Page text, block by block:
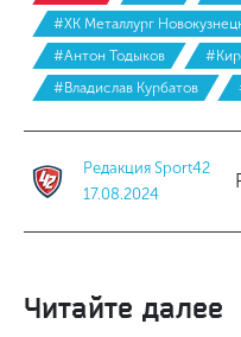
#ХК Металлург
#Антон Тодыков
#Владислав Курбатов
Редакция Sport42
17.08.2024
Читайте далее